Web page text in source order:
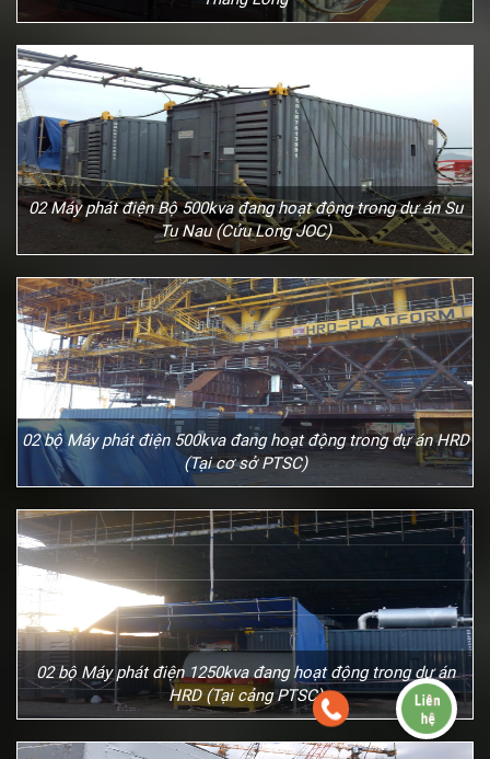
02 Máy phát điện Bộ 500kva đang hoạt động trong dự án Su
Tu Nau (Cửu Long JOC)
02 bộ Máy phát điện 500kva đang hoạt động trong dự án HRD
(Tại cơ sở PTSC)
02 bộ Máy phát điện 1250kva đang hoạt động trong dự án
HRD (Tại cảng PTSC)